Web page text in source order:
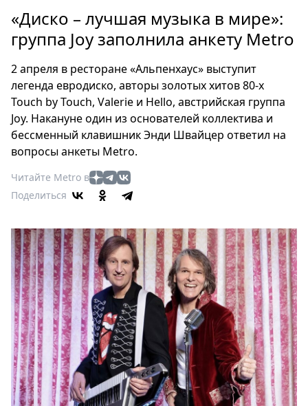
Россия
Мир
Еда
Туризм
Мода
Театр
Кино
Афиша
Книги
Пресс-
релизы
О
Metro
Стримы
Спецпроекты
Звезды
Выборы
2026
Скачай
«Диско – лучшая музыка в мире»:
группа Joy заполнила анкету Metro
2 апреля в ресторане «Альпенхаус» выступит
легенда евродиско, авторы золотых хитов 80-х
Touch by Touch, Valerie и Hello, австрийская группа
Joy. Накануне один из основателей коллектива и
бессменный клавишник Энди Швайцер ответил на
вопросы анкеты Metro.
Читайте Metro в
Поделиться